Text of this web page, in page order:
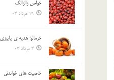
خواص زالزالک
19 مرداد 03
خرمالو؛ هديه ي پاييزي
3 مرداد 03
خاصيت هاي خواندني